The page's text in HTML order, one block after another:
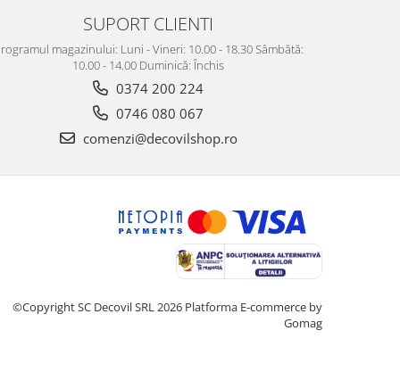
SUPORT CLIENTI
magazinului: Luni - Vineri: 10.00 - 18.30 Sâmbătă:
10.00 - 14.00 Duminică: Închis
0374 200 224
0746 080 067
comenzi@decovilshop.ro
©Copyright SC Decovil SRL 2026 Platforma E-commerce by
Gomag